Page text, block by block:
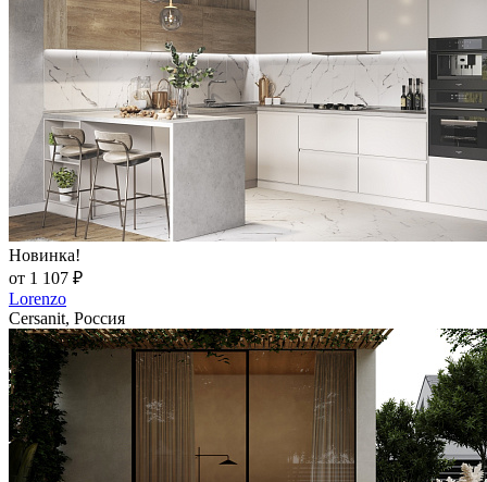
Новинка!
от 1 107 ₽
Lorenzo
Cersanit, Россия